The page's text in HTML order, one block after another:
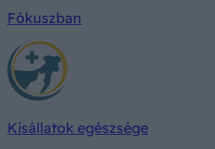
Fókuszban
Kisállatok egészsége